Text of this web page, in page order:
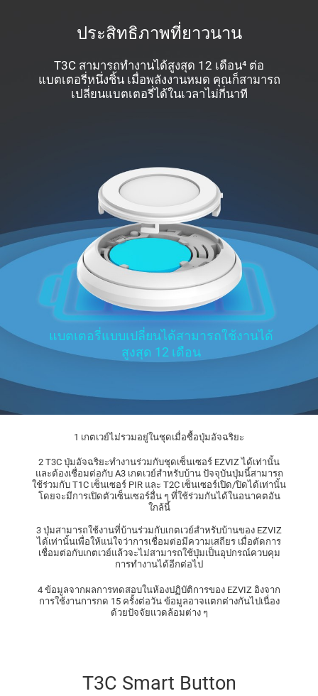
ประสิทธิภาพที่ยาวนาน
T3C สามารถทำงานได้สูงสุด 12 เดือน⁴ ต่อ
แบตเตอรี่หนึ่งชิ้น เมื่อพลังงานหมด คุณก็สามารถ
เปลี่ยนแบตเตอรี่ได้ในเวลาไม่กี่นาที
แบตเตอรี่แบบเปลี่ยนได้สามารถใช้งานได้
สูงสุด 12 เดือน
1 เกตเวย์ไม่รวมอยู่ในชุดเมื่อซื้อปุ่มอัจฉริยะ
2 T3C ปุ่มอัจฉริยะทำงานร่วมกับชุดเซ็นเซอร์ EZVIZ ได้เท่านั้น
และต้องเชื่อมต่อกับ A3 เกตเวย์สำหรับบ้าน ปัจจุบันปุ่มนี้สามารถ
ใช้ร่วมกับ T1C เซ็นเซอร์ PIR และ T2C เซ็นเซอร์เปิด/ปิดได้เท่านั้น
โดยจะมีการเปิดตัวเซ็นเซอร์อื่น ๆ ที่ใช้ร่วมกันได้ในอนาคตอัน
ใกล้นี้
3 ปุ่มสามารถใช้งานที่บ้านร่วมกับเกตเวย์สำหรับบ้านของ EZVIZ
ได้เท่านั้นเพื่อให้แน่ใจว่าการเชื่อมต่อมีความเสถียร เมื่อตัดการ
เชื่อมต่อกับเกตเวย์แล้วจะไม่สามารถใช้ปุ่มเป็นอุปกรณ์ควบคุม
การทำงานได้อีกต่อไป
4 ข้อมูลจากผลการทดสอบในห้องปฏิบัติการของ EZVIZ อิงจาก
การใช้งานการกด 15 ครั้งต่อวัน ข้อมูลอาจแตกต่างกันไปเนื่อง
ด้วยปัจจัยแวดล้อมต่าง ๆ
T3C Smart Button